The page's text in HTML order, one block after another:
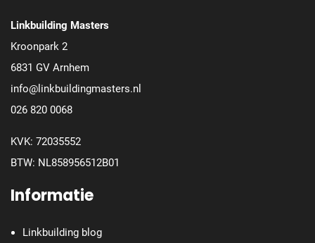
Linkbuilding Masters
Kroonpark 2
6831 GV Arnhem
info@linkbuildingmasters.nl
026 820 0068
KVK: 72035552
BTW: NL858956512B01
Informatie
Linkbuilding blog